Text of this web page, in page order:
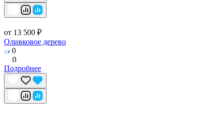
от 13 500 ₽
Оливковое дерево
0
0
Подробнее